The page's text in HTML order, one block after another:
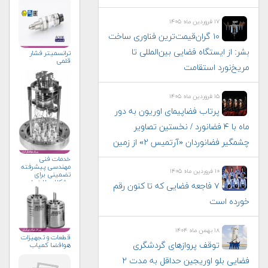
۱۷ فروردین ماه ۱۴۰۵
۱۰ گران‌قیمت‌ترین فناوری‌ ساخت
بشر: از ایستگاه فضایی بین‌المللی تا
مریخ‌نورد استقامت
۱۵ فروردین ماه ۱۴۰۵
پرتاب فضاپیمای اوریون به دور
ماه با ۴ فضانورد / نخستین تصاویر
چشمگیر فضانوردان «آرتمیس ۲» از زمین
۱۰ فروردین ماه ۱۴۰۵
۷ فاجعه فضایی که تا کنون رقم
خورده است
۱۸ بهمن ماه ۱۴۰۴
توقف پروازهای گردشگری
فضایی بلو اوریجین حداقل به مدت ۲
ترانسمیتر فشار
قلمی
خدمات فنی
مهندسی پیشرفته
تضمینی برای
مشکلات لاینحل
قطعات و تجهیزات
هوافضا کمیاب